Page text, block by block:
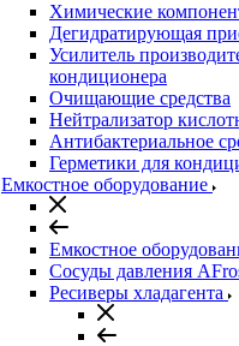
Химические
Дегидратирующая
Усилитель
кондиционера
Очищающие средства
Нейтрализатор
Антибактериальное
Герметики для
Емкостное оборудование
Емкостное
Сосуды давления
Ресиверы хладагента